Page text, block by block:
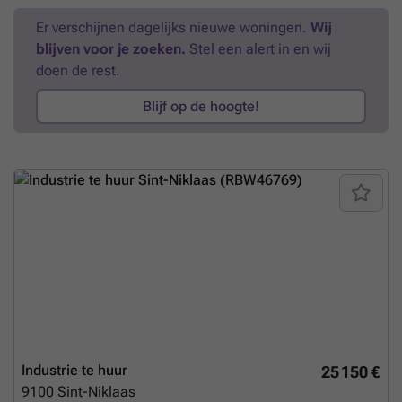
Niklaas centrum' van de E17.Contacteer PANORAMA voor bijkomende
inlichtingen of een vrijblijvend plaatsbezoek via ### Meer weten?
Er verschijnen dagelijks nieuwe woningen. Wij
blijven voor je zoeken. Stel een alert in en wij
doen de rest.
Blijf op de hoogte!
25 150 €
Industrie te huur
9100 Sint-Niklaas